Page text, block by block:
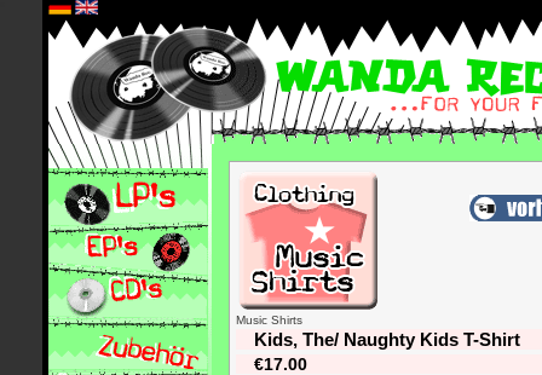
Music Shirts
Kids, The/ Naughty Kids T-Shirt
€17.00